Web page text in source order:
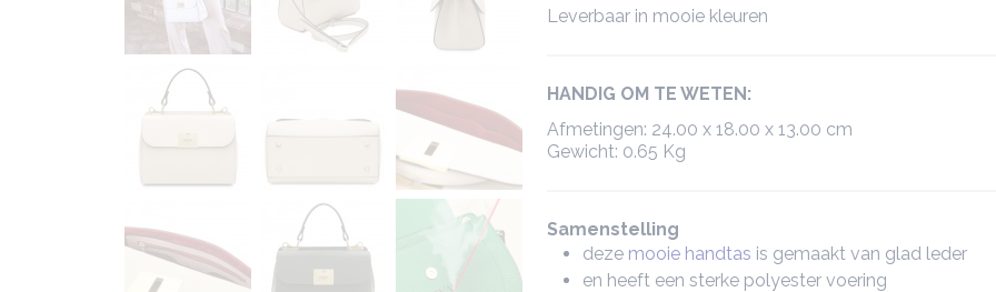
Leverbaar in mooie kleuren
HANDIG OM TE WETEN:
Afmetingen: 24.00 x 18.00 x 13.00 cm
Gewicht: 0.65 Kg
Samenstelling
deze mooie handtas is gemaakt van glad leder
en heeft een sterke polyester voering